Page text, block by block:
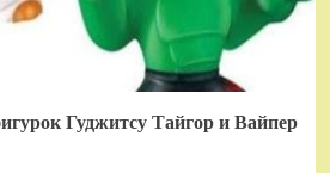
Гуджитсу Тайгор и Вайпер